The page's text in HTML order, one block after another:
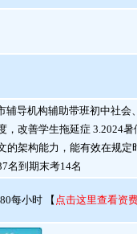
导机构辅助带班初中社会
，改善学生拖延症 3.2024
的架构能力，能有效在规
名到期末考14名
每小时 【 点击这里查看资